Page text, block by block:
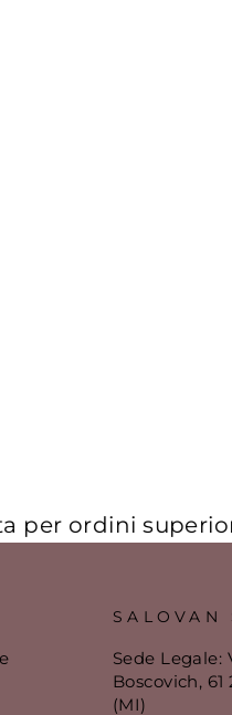
superiori a
SALOVAN
Sede Legale:
Boscovich,
(MI)